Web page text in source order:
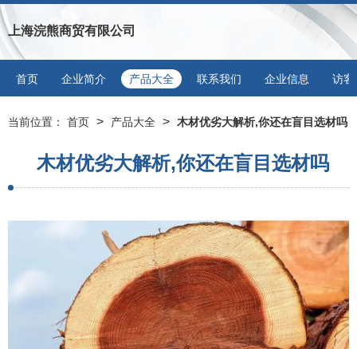
上海浣熊商贸有限公司
首页 企业简介 产品大全 联系我们 企业信息 访客
当前位置： 首页 > 产品大全 > 木材优劣大解析,你还在盲目选材吗
木材优劣大解析,你还在盲目选材吗